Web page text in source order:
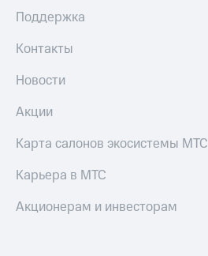
Поддержка
Контакты
Новости
Акции
Карта салонов экосистемы МТС
Карьера в МТС
Акционерам и инвесторам